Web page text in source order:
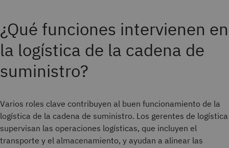
¿Qué funciones intervienen en
la logística de la cadena de
suministro?
Varios roles clave contribuyen al buen funcionamiento de la
logística de la cadena de suministro. Los gerentes de logística
supervisan las operaciones logísticas, que incluyen el
transporte y el almacenamiento, y ayudan a alinear las